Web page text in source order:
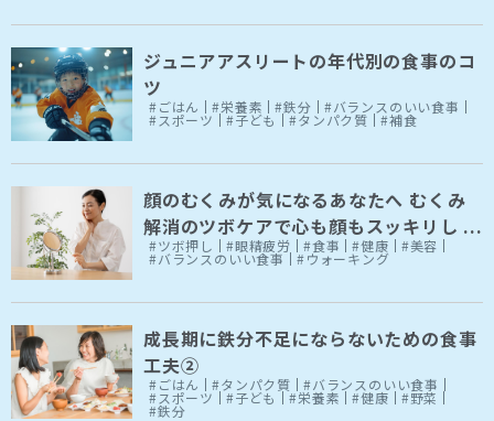
ジュニアアスリートの年代別の食事のコ
ツ
#ごはん #栄養素 #鉄分 #バランスのいい食事
#スポーツ #子ども #タンパク質 #補食
顔のむくみが気になるあなたへ むくみ
解消のツボケアで心も顔もスッキリし ...
#ツボ押し #眼精疲労 #食事 #健康 #美容
#バランスのいい食事 #ウォーキング
成長期に鉄分不足にならないための食事
工夫②
#ごはん #タンパク質 #バランスのいい食事
#スポーツ #子ども #栄養素 #健康 #野菜
#鉄分